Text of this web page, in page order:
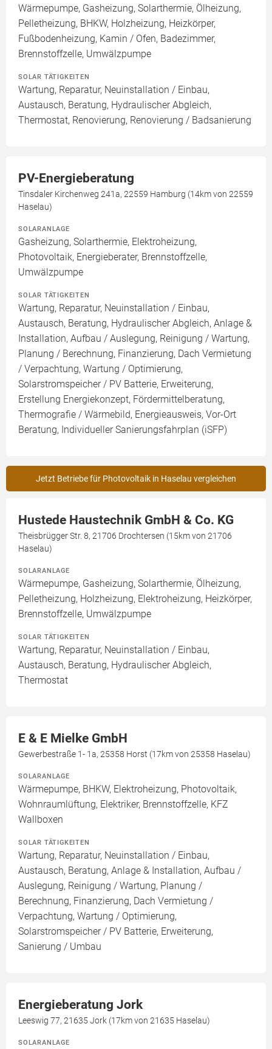
Wärmepumpe, Gasheizung, Solarthermie, Ölheizung,
Pelletheizung, BHKW, Holzheizung, Heizkörper,
Fußbodenheizung, Kamin / Ofen, Badezimmer,
Brennstoffzelle, Umwälzpumpe
SOLAR TÄTIGKEITEN
Wartung, Reparatur, Neuinstallation / Einbau,
Austausch, Beratung, Hydraulischer Abgleich,
Thermostat, Renovierung, Renovierung / Badsanierung
PV-Energieberatung
Tinsdaler Kirchenweg 241a, 22559 Hamburg (14km von 22559
Haselau)
SOLARANLAGE
Gasheizung, Solarthermie, Elektroheizung,
Photovoltaik, Energieberater, Brennstoffzelle,
Umwälzpumpe
SOLAR TÄTIGKEITEN
Wartung, Reparatur, Neuinstallation / Einbau,
Austausch, Beratung, Hydraulischer Abgleich, Anlage &
Installation, Aufbau / Auslegung, Reinigung / Wartung,
Planung / Berechnung, Finanzierung, Dach Vermietung
/ Verpachtung, Wartung / Optimierung,
Solarstromspeicher / PV Batterie, Erweiterung,
Erstellung Energiekonzept, Fördermittelberatung,
Thermografie / Wärmebild, Energieausweis, Vor-Ort
Beratung, Individueller Sanierungsfahrplan (iSFP)
Jetzt Betriebe für Photovoltaik in Haselau vergleichen
Hustede Haustechnik GmbH & Co. KG
Theisbrügger Str. 8, 21706 Drochtersen (15km von 21706
Haselau)
SOLARANLAGE
Wärmepumpe, Gasheizung, Solarthermie, Ölheizung,
Pelletheizung, Holzheizung, Elektroheizung, Heizkörper,
Brennstoffzelle, Umwälzpumpe
SOLAR TÄTIGKEITEN
Wartung, Reparatur, Neuinstallation / Einbau,
Austausch, Beratung, Hydraulischer Abgleich,
Thermostat
E & E Mielke GmbH
Gewerbestraße 1- 1a, 25358 Horst (17km von 25358 Haselau)
SOLARANLAGE
Wärmepumpe, BHKW, Elektroheizung, Photovoltaik,
Wohnraumlüftung, Elektriker, Brennstoffzelle, KFZ
Wallboxen
SOLAR TÄTIGKEITEN
Wartung, Reparatur, Neuinstallation / Einbau,
Austausch, Beratung, Anlage & Installation, Aufbau /
Auslegung, Reinigung / Wartung, Planung /
Berechnung, Finanzierung, Dach Vermietung /
Verpachtung, Wartung / Optimierung,
Solarstromspeicher / PV Batterie, Erweiterung,
Sanierung / Umbau
Energieberatung Jork
Leeswig 77, 21635 Jork (17km von 21635 Haselau)
SOLARANLAGE